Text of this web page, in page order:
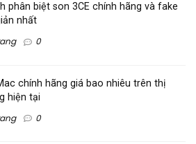
phân biệt son 3CE chính hãng và fake
nhất
0
chính hãng giá bao nhiêu trên thị
hiện tại
0